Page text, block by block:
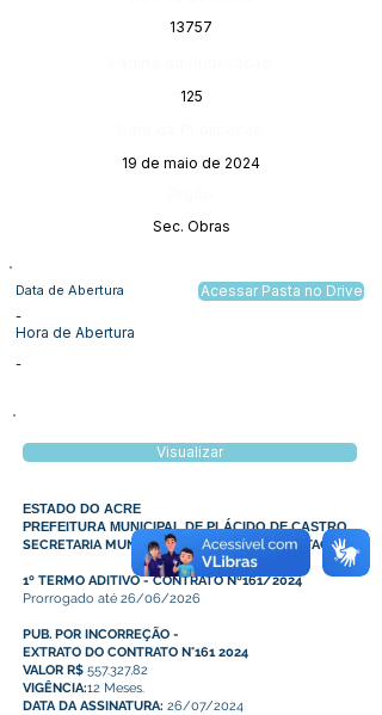
13757
125
19 de maio de 2024
Sec. Obras
Data de Abertura
-
Hora de Abertura
-
Acessar Pasta no Drive
Visualizar
ESTADO DO ACRE
PREFEITURA MUNICIPAL DE PLÁCIDO DE CASTRO
SECRETARIA MUNICIPAL DE COMPRAS E LICITAÇÕES
1º TERMO ADITIVO - CONTRATO Nº161/2024
Prorrogado até 26/06/2026
PUB. POR INCORREÇÃO -
EXTRATO DO CONTRATO N°161 2024
VALOR R$ 557.327,82
VIGÊNCIA:12 Meses.
DATA DA ASSINATURA: 26/07/2024